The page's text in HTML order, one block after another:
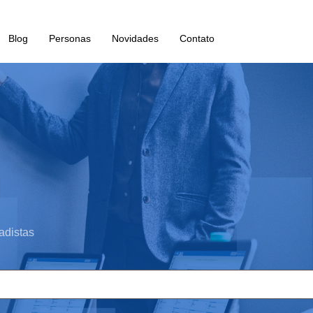
Blog Personas Novidades Contato